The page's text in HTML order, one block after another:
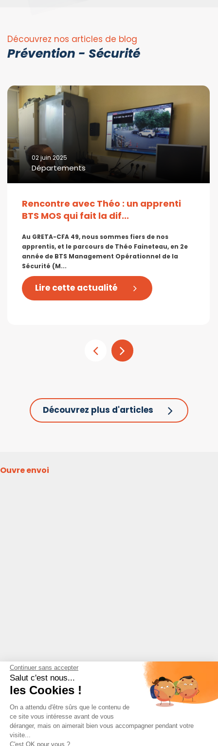
Découvrez nos articles de blog
Prévention - Sécurité
02 juin 2025
Départements
Rencontre avec Théo : un apprenti
BTS MOS qui fait la dif...
Au GRETA-CFA 49, nous sommes fiers de nos
apprentis, et le parcours de Théo Faineteau, en 2e
année de BTS Management Opérationnel de la
Sécurité (M...
Lire cette actualité
Découvrez plus d'articles
Ouvre envoi
Continuer sans accepter
Salut c'est nous...
les Cookies !
On a attendu d'être sûrs que le contenu de
ce site vous intéresse avant de vous
déranger, mais on aimerait bien vous accompagner pendant votre
visite...
C'est OK pour vous ?